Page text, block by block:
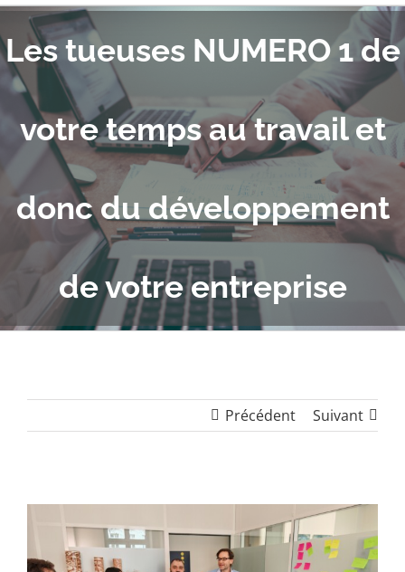
Les tueuses NUMERO 1 de
votre temps au travail et
donc du développement
de votre entreprise
Précédent Suivant